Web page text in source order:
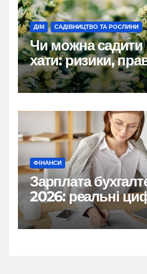
ДІМ САДІВНИЦТВО ТА РОСЛИНИ
Чи можна садити
хати: ризики,
практичні
ФІНАНСИ
Зарплата
2026: реальні
нюанси